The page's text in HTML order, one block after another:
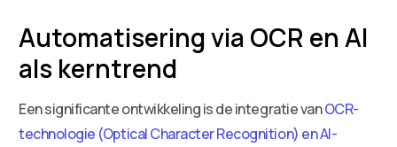
Automatisering via OCR en AI
als kerntrend
Een significante ontwikkeling is de integratie vanOCR-
technologie (Optical Character Recognition) en AI-